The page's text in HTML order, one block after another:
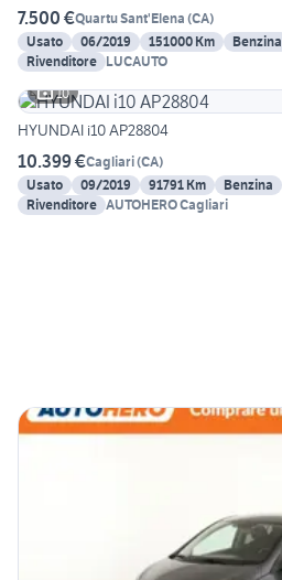
7.500 €Quartu Sant'Elena (CA)
Usato
06/2019 151000 Km Benzina
Rivenditore LUCAUTO
10
HYUNDAI i10 AP28804
10.399 €Cagliari(CA)
Usato
09/2019 91791 Km Benzina
Rivenditore AUTOHERO Cagliari